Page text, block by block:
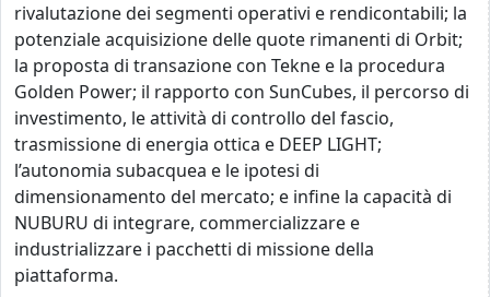
rivalutazione dei segmenti operativi e rendicontabili; la
potenziale acquisizione delle quote rimanenti di Orbit;
la proposta di transazione con Tekne e la procedura
Golden Power; il rapporto con SunCubes, il percorso di
investimento, le attività di controllo del fascio,
trasmissione di energia ottica e DEEP LIGHT;
l’autonomia subacquea e le ipotesi di
dimensionamento del mercato; e infine la capacità di
NUBURU di integrare, commercializzare e
industrializzare i pacchetti di missione della
piattaforma.